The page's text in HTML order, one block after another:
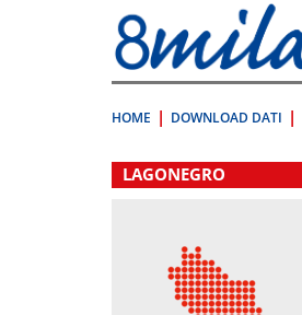
direttamente
a:
Contenuto
HOME DOWNLOAD DATI
LAGONEGRO